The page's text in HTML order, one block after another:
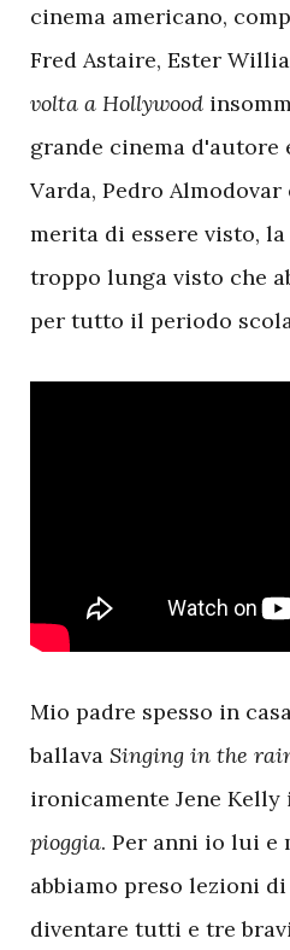
cinema americano,
Fred Astaire, Ester
volta a Hollywood
grande cinema d'autore
Varda, Pedro
merita di essere visto,
troppo lunga visto che
per tutto il periodo
Mio padre spesso in
ballava Singing in the
ironicamente Jene Kelly
pioggia. Per anni io lui e
abbiamo preso lezioni
diventare tutti e tre